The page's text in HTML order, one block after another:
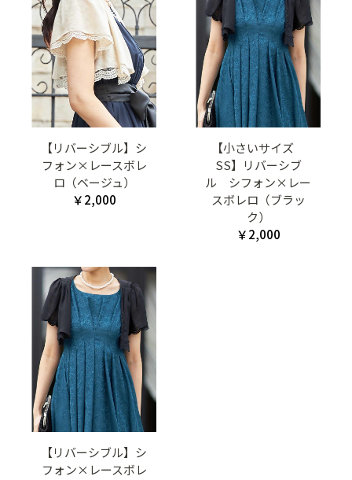
【リバーシブル】シ
フォン×レースボレ
ロ（ベージュ）
￥2,000
【小さいサイズ
SS】リバーシブ
ル シフォン×レー
スボレロ（ブラッ
ク）
￥2,000
【リバーシブル】シ
フォン×レースボレ